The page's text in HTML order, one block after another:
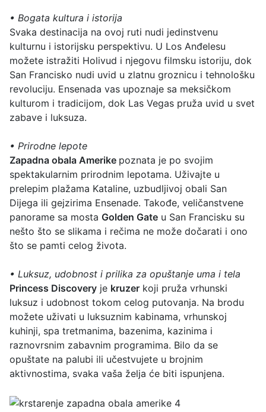
• Bogata kultura i istorija
Svaka destinacija na ovoj ruti nudi jedinstvenu
kulturnu i istorijsku perspektivu. U Los Anđelesu
možete istražiti Holivud i njegovu filmsku istoriju, dok
San Francisko nudi uvid u zlatnu groznicu i tehnološku
revoluciju. Ensenada vas upoznaje sa meksičkom
kulturom i tradicijom, dok Las Vegas pruža uvid u svet
zabave i luksuza.
• Prirodne lepote
Zapadna obala Amerike poznata je po svojim
spektakularnim prirodnim lepotama. Uživajte u
prelepim plažama Kataline, uzbudljivoj obali San
Dijega ili gejzirima Ensenade. Takođe, veličanstvene
panorame sa mosta Golden Gate u San Francisku su
nešto što se slikama i rečima ne može dočarati i ono
što se pamti celog života.
• Luksuz, udobnost i prilika za opuštanje uma i tela
Princess Discovery je kruzer koji pruža vrhunski
luksuz i udobnost tokom celog putovanja. Na brodu
možete uživati u luksuznim kabinama, vrhunskoj
kuhinji, spa tretmanima, bazenima, kazinima i
raznovrsnim zabavnim programima. Bilo da se
opuštate na palubi ili učestvujete u brojnim
aktivnostima, svaka vaša želja će biti ispunjena.